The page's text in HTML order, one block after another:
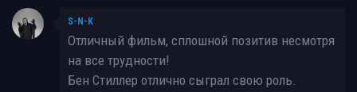
S-N-K
Отличный фильм, сплошной позитив несмотря
на все трудности!
Бен Стиллер отлично сыграл свою роль.